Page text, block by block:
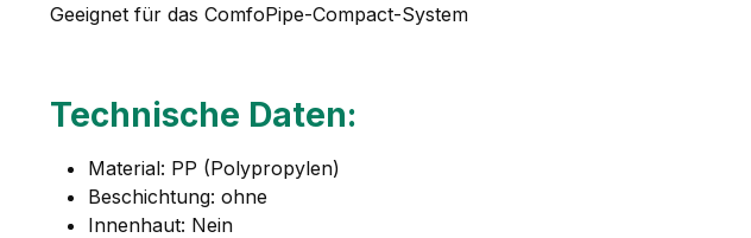
Geeignet für das ComfoPipe-Compact-System
Technische Daten:
Material: PP (Polypropylen)
Beschichtung: ohne
Innenhaut: Nein